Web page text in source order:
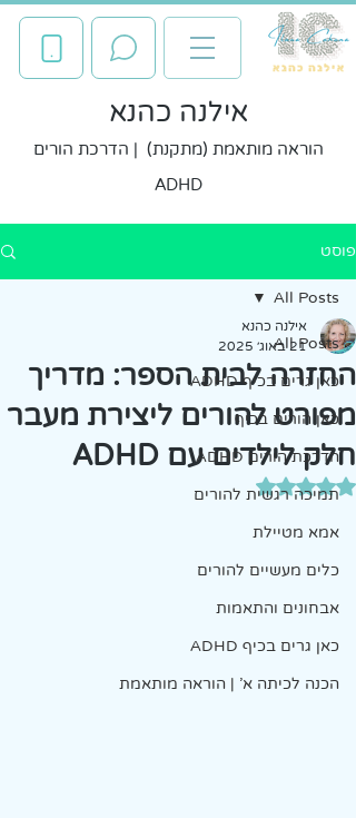
אילנה כהנא
הוראה מותאמת (מתקנת) | הדרכת הורים
ADHD
פוסט
All Posts
כאן גרים בכיף ADHD
כאן הורים בכיף
הדרכת הורים ADHD
תמיכה רגשית להורים
אמא מטיילת
כלים מעשיים להורים
אבחונים והתאמות
כאן גרים בכיף ADHD
הכנה לכיתה א' | הוראה מותאמת
All Posts
החזרה לבית הספר: מדריך
מפורט להורים ליצירת מעבר
חלק לילדים עם ADHD
אילנה כהנא
21 באוג׳ 2025
דירוג של NaN מתוך 5 כוכבים